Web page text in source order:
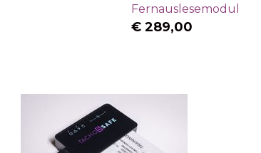
Fernauslesemodul
€ 289,00